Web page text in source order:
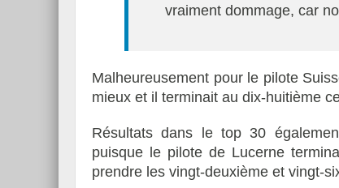
vraiment dommage, car
Malheureusement pour le pilote
mieux et il terminait au dix-huitième
Résultats dans le top 30
puisque le pilote de Lucerne
prendre les vingt-deuxième et vingt-
Essai – Morgan